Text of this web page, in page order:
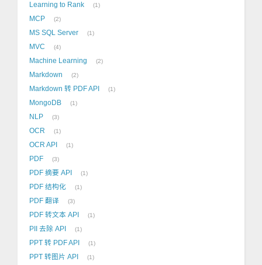
Learning to Rank 1
MCP 2
MS SQL Server 1
MVC 4
Machine Learning 2
Markdown 2
Markdown 转 PDF API 1
MongoDB 1
NLP 3
OCR 1
OCR API 1
PDF 3
PDF 摘要 API 1
PDF 结构化 1
PDF 翻译 3
PDF 转文本 API 1
PII 去除 API 1
PPT 转 PDF API 1
PPT 转图片 API 1